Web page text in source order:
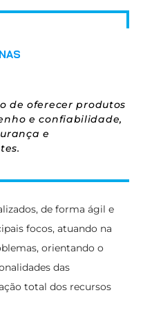
de oferecer produtos
e confiabilidade,
e
de forma ágil e
focos, atuando na
orientando o
das
total dos recursos